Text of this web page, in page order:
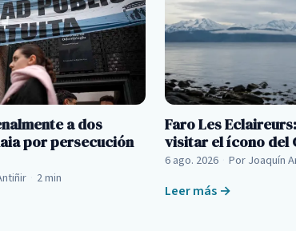
a dos
por persecución
2 min
Faro Les
visitar el ícono del
6 ago. 2026 Por Joaquín
Leer más →